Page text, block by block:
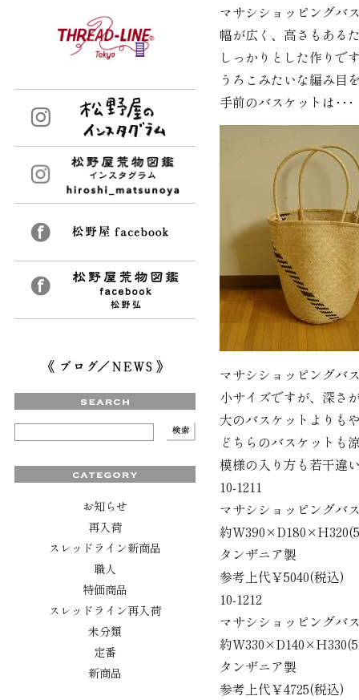
お知らせ
再入荷
スレッドライン新商品
職人
特価商品
スレッドライン再入荷
未分類
定番
新商品
マサシショッピングバ
幅が広く、高さもある
しっかりとした作りで
うろこみたいな編み目
手前のバスケットは･･･
マサシショッピングバ
小サイズですが、深さ
大のバスケットよりも
どちらのバスケットも
模様の入り方も若干違
10-1211
マサシショッピングバ
約
タンザニア製
参考上代￥5040(税込)
10-1212
マサシショッピングバ
約
タンザニア製
参考上代￥4725(税込)